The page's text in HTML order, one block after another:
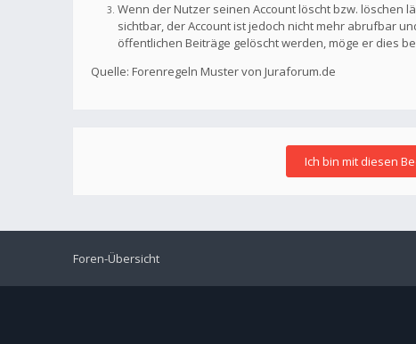
Wenn der Nutzer seinen Account löscht bzw. löschen
sichtbar, der Account ist jedoch nicht mehr abrufbar
öffentlichen Beiträge gelöscht werden, möge er dies
Quelle: Forenregeln Muster von Juraforum.de
Foren-Übersicht